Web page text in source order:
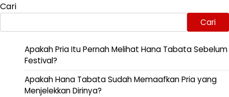
Cari
Cari
Apakah Pria Itu Pernah Melihat Hana Tabata Sebelum
Festival?
Apakah Hana Tabata Sudah Memaafkan Pria yang
Menjelekkan Dirinya?